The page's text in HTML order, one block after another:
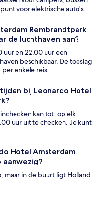
voor elektrische auto's.
Rembrandtpark
de luchthaven aan?
uur en 22.00 uur een
beschikbaar. De toeslag
per enkele reis.
bij Leonardo Hotel
kan tot: op elk
uur uit te checken. Je kunt
Hotel Amsterdam
aanwezig?
maar in de buurt ligt Holland